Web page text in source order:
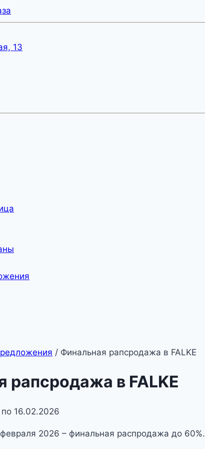
13
/ Финальная рапсродажа в FALKE
рапсродажа в FALKE
по 16.02.2026
2026 – финальная распродажа до 60%.